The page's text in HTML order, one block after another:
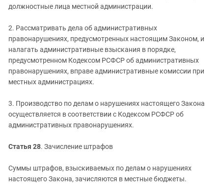
должностные лица местной администрации.
2. Рассматривать дела об административных
правонарушениях, предусмотренных настоящим Законом, и
налагать административные взыскания в порядке,
предусмотренном Кодексом РСФСР об административных
правонарушениях, вправе административные комиссии при
местных администрациях.
3. Производство по делам о нарушениях настоящего Закона
осуществляется в соответствии с Кодексом РСФСР об
административных правонарушениях.
Статья 28. Зачисление штрафов
Суммы штрафов, взыскиваемых по делам о нарушениях
настоящего Закона, зачисляются в местные бюджеты.